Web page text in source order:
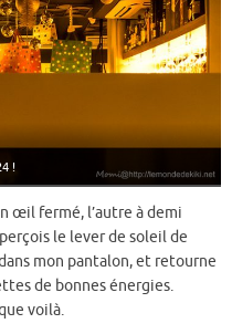
!
œil fermé, l’autre à demi
le lever de soleil de
mon pantalon, et retourne
de bonnes énergies.
voilà.